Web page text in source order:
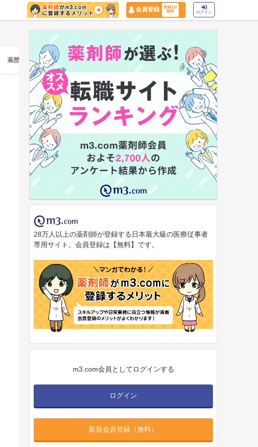
会員登録
登録1分
無料
ログイン
薬歴 マイナ保険証
28万人以上の薬剤師が登録する日本最大級の医療従事者
専用サイト。会員登録は【無料】です。
m3.com会員としてログインする
ログイン
新規会員登録（無料）